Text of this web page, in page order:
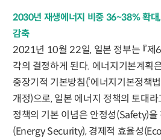
2030년 재생에너지 비중 36~38% 확
감축
2021년 10월 22일, 일본 정부는 『제
각의 결정하게 된다. 에너지기본계획
중장기적 기본방침(‘에너지기본정책
개정)으로, 일본 에너지 정책의 토대라
정책의 기본 이념은 안정성(Safety)을
(Energy Security), 경제적 효율성